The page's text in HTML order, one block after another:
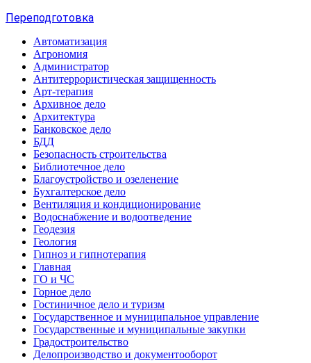
Переподготовка
Автоматизация
Агрономия
Администратор
Антитеррористическая защищенность
Арт-терапия
Архивное дело
Архитектура
Банковское дело
БДД
Безопасность строительства
Библиотечное дело
Благоустройство и озеленение
Бухгалтерское дело
Вентиляция и кондиционирование
Водоснабжение и водоотведение
Геодезия
Геология
Гипноз и гипнотерапия
Главная
ГО и ЧС
Горное дело
Гостиничное дело и туризм
Государственное и муниципальное управление
Государственные и муниципальные закупки
Градостроительство
Делопроизводство и документооборот